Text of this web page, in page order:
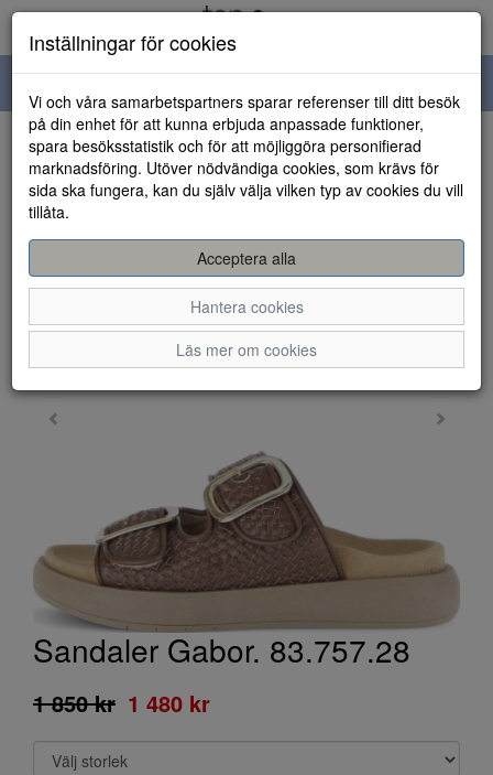
navigation
HEM
Sandaler Gabor. 83.757.28
1 850 kr 1 480 kr
Inställningar för cookies
Vi och våra samarbetspartners sparar referenser till ditt besök
på din enhet för att kunna erbjuda anpassade funktioner,
spara besöksstatistik och för att möjliggöra personifierad
marknadsföring. Utöver nödvändiga cookies, som krävs för
sida ska fungera, kan du själv välja vilken typ av cookies du vill
tillåta.
Acceptera alla
Hantera cookies
Läs mer om cookies